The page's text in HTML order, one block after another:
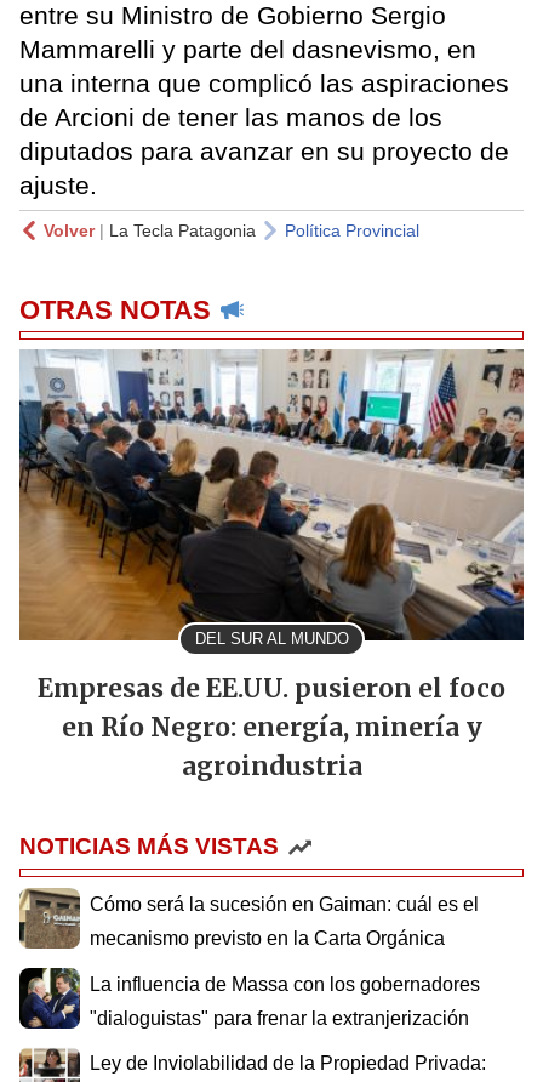
entre su Ministro de Gobierno Sergio
Mammarelli y parte del dasnevismo, en
una interna que complicó las aspiraciones
de Arcioni de tener las manos de los
diputados para avanzar en su proyecto de
ajuste.
Volver| La Tecla Patagonia Política Provincial
OTRAS NOTAS
DEL SUR AL MUNDO
Empresas de EE.UU. pusieron el foco
en Río Negro: energía, minería y
agroindustria
NOTICIAS MÁS VISTAS
Cómo será la sucesión en Gaiman: cuál es el
mecanismo previsto en la Carta Orgánica
La influencia de Massa con los gobernadores
"dialoguistas" para frenar la extranjerización
Ley de Inviolabilidad de la Propiedad Privada: